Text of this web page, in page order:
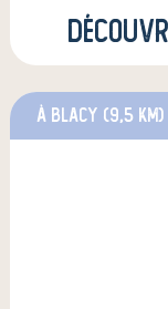
à Blacy (9,5 km)